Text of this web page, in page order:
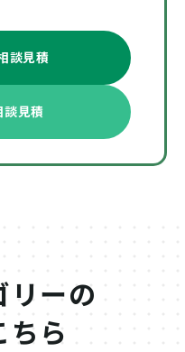
談見積
談見積
リーの
ちら